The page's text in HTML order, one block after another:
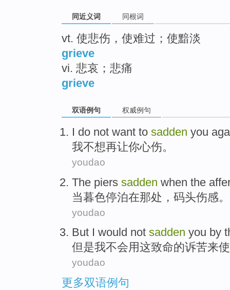
同近义词 同根词
vt. 使悲伤，使难过；使黯淡
grieve
vi. 悲哀；悲痛
grieve
双语例句 权威例句
I do not want to sadden you
我不想再让你心伤。
youdao
The piers sadden when the
当暮色停泊在那处，码头伤感。
youdao
But I would not sadden you by
但是我不会用这致命的诉苦来使
youdao
更多双语例句